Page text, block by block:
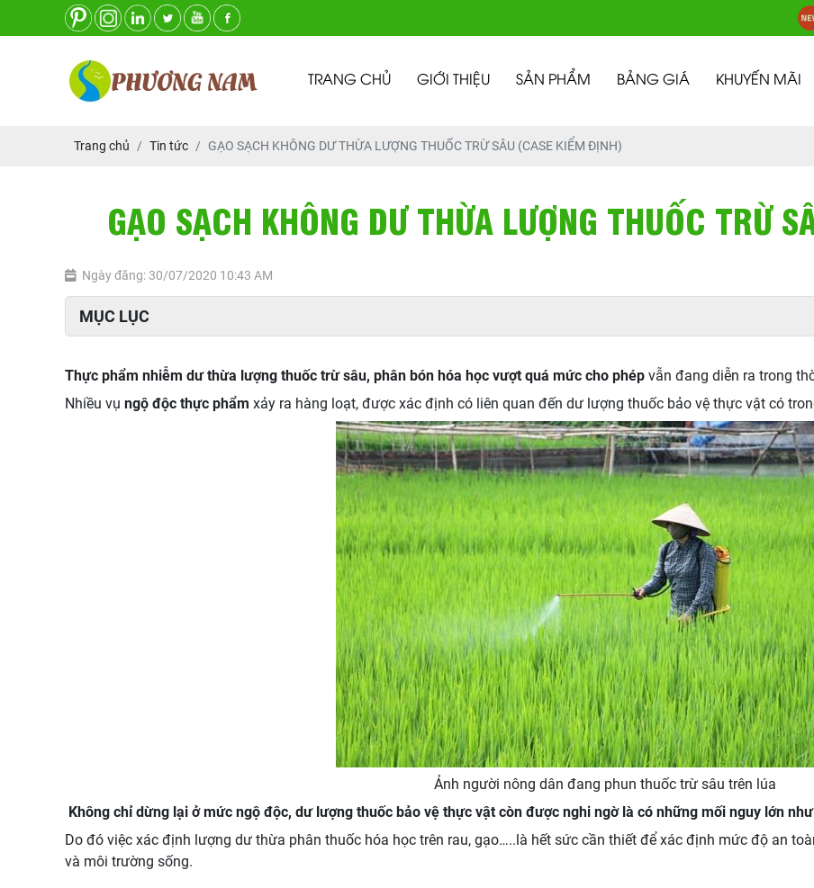
TRANG CHỦ GIỚI THIỆU SẢN PHẨM BẢNG GIÁ KHUYẾN MÃI
Trang chủ Tin tức GẠO SẠCH KHÔNG DƯ THỪA LƯỢNG THUỐC TRỪ SÂU (CASE KIỂM ĐỊNH)
GẠO SẠCH KHÔNG DƯ THỪA LƯỢNG THUỐC TRỪ
Ngày đăng: 30/07/2020 10:43 AM
MỤC LỤC
Thực phẩm nhiễm dư thừa lượng thuốc trừ sâu, phân bón hóa học vượt quá mức cho phép vẫn đang diễn ra trong
Nhiều vụ ngộ độc thực phẩm xảy ra hàng loạt, được xác định có liên quan đến dư lượng thuốc bảo vệ thực vật có
Ảnh người nông dân đang phun thuốc trừ sâu trên lúa
Không chỉ dừng lại ở mức ngộ độc, dư lượng thuốc bảo vệ thực vật còn được nghi ngờ là có những mối nguy lớn
Do đó việc xác định lượng dư thừa phân thuốc hóa học trên rau, gạo…..là hết sức cần thiết để xác định mức độ an
và môi trường sống.